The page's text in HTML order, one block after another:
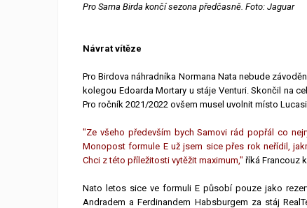
Pro Sama Birda končí sezona předčasně. Foto: Jaguar
Návrat vítěze
Pro Birdova náhradníka Normana Nata nebude
kolegou Edoarda Mortary u stáje Venturi. Skončil na
Pro ročník 2021/2022 ovšem musel uvolnit místo
"Ze všeho především bych Samovi rád popřál co
Monopost formule E už jsem sice přes rok neřídil,
Chci z této příležitosti vytěžit maximum," říká Francouz
Nato letos sice ve formuli E působí pouze jako
Andradem a Ferdinandem Habsburgem za stáj